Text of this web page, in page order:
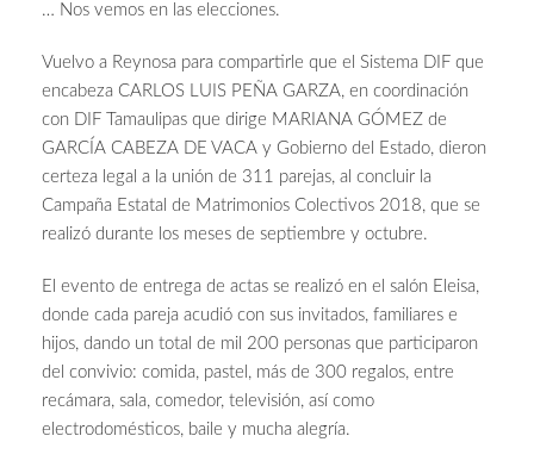
… Nos vemos en las elecciones.
Vuelvo a Reynosa para compartirle que el Sistema DIF que
encabeza CARLOS LUIS PEÑA GARZA, en coordinación
con DIF Tamaulipas que dirige MARIANA GÓMEZ de
GARCÍA CABEZA DE VACA y Gobierno del Estado, dieron
certeza legal a la unión de 311 parejas, al concluir la
Campaña Estatal de Matrimonios Colectivos 2018, que se
realizó durante los meses de septiembre y octubre.
El evento de entrega de actas se realizó en el salón Eleisa,
donde cada pareja acudió con sus invitados, familiares e
hijos, dando un total de mil 200 personas que participaron
del convivio: comida, pastel, más de 300 regalos, entre
recámara, sala, comedor, televisión, así como
electrodomésticos, baile y mucha alegría.